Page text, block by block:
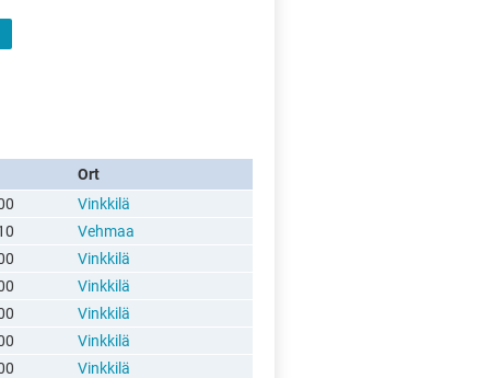
Ort
Vinkkilä
Vehmaa
Vinkkilä
Vinkkilä
Vinkkilä
Vinkkilä
Vinkkilä